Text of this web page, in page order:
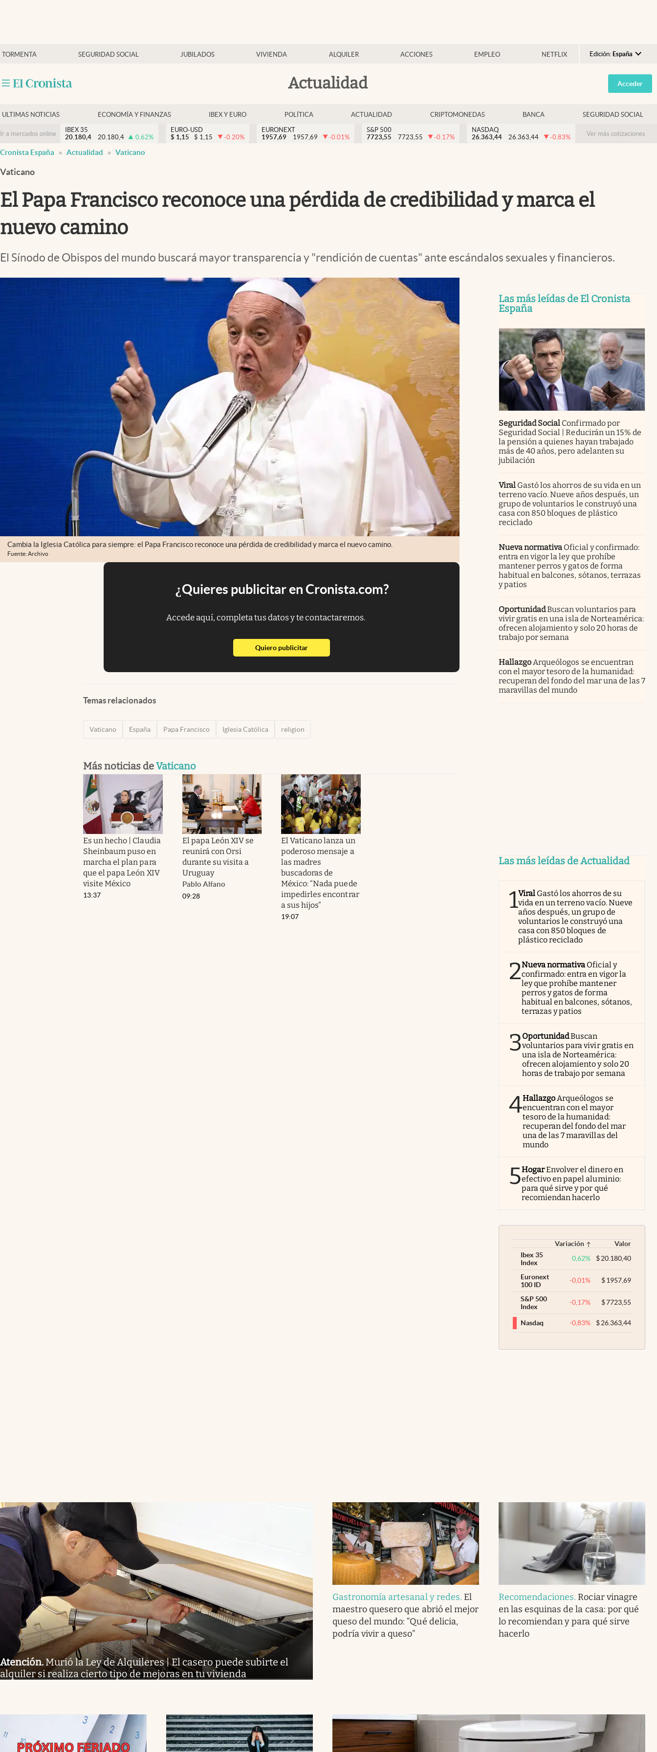
TORMENTA SEGURIDAD SOCIAL JUBILADOS VIVIENDA ALQUILER ACCIONES EMPLEO NETFLIX Edición: España
Argentina
España
USA
Colombia
Actualidad
Economía y finanzas
Criptomonedas
Acceder
ULTIMAS NOTICIAS ECONOMÍA Y FINANZAS IBEX Y EURO POLÍTICA ACTUALIDAD CRIPTOMONEDAS BANCA SEGURIDAD SOCIAL
Ir a mercados online
IBEX 35
20.180,4
20.180,4 0.62%
EURO-USD
$ 1,15 $ 1,15 -0.20%
EURONEXT
1957,69
1957,69 -0.01%
S&P 500
7723,55
7723,55 -0.17%
NASDAQ
26.363,44
26.363,44 -0.83% Ver más cotizaciones
Cronista España Actualidad Vaticano
Vaticano
El Papa Francisco reconoce una pérdida de credibilidad y marca el
nuevo camino
El Sínodo de Obispos del mundo buscará mayor transparencia y "rendición de cuentas" ante escándalos sexuales y financieros.
Cambia la Iglesia Católica para siempre: el Papa Francisco reconoce una pérdida de credibilidad y marca el nuevo camino.
Fuente: Archivo
¿Quieres publicitar en Cronista.com?
Accede aquí, completa tus datos y te contactaremos.
Quiero publicitarabre en nueva pestaña
Temas relacionados
Vaticano España Papa Francisco Iglesia Católica religion
Más noticias deVaticano
Es un hecho | Claudia
Sheinbaum puso en
marcha el plan para
que el papa León XIV
visite México
13:37
El papa León XIV se
reunirá con Orsi
durante su visita a
Uruguay
Pablo Alfano
09:28
El Vaticano lanza un
poderoso mensaje a
las madres
buscadoras de
México: “Nada puede
impedirles encontrar
a sus hijos”
19:07
Las más leídas de El Cronista
España
Seguridad Social Confirmado por
Seguridad Social | Reducirán un 15% de
la pensión a quienes hayan trabajado
más de 40 años, pero adelanten su
jubilación
Viral Gastó los ahorros de su vida en un
terreno vacío. Nueve años después, un
grupo de voluntarios le construyó una
casa con 850 bloques de plástico
reciclado
Nueva normativa Oficial y confirmado:
entra en vigor la ley que prohíbe
mantener perros y gatos de forma
habitual en balcones, sótanos, terrazas
y patios
OportunidadBuscan voluntarios para
vivir gratis en una isla de Norteamérica:
ofrecen alojamiento y solo 20 horas de
trabajo por semana
HallazgoArqueólogos se encuentran
con el mayor tesoro de la humanidad:
recuperan del fondo del mar una de las 7
maravillas del mundo
Las más leídas de Actualidad
1Viral Gastó los ahorros de su
vida en un terreno vacío. Nueve
años después, un grupo de
voluntarios le construyó una
casa con 850 bloques de
plástico reciclado
2Nueva normativa Oficial y
confirmado: entra en vigor la
ley que prohíbe mantener
perros y gatos de forma
habitual en balcones, sótanos,
terrazas y patios
3OportunidadBuscan
voluntarios para vivir gratis en
una isla de Norteamérica:
ofrecen alojamiento y solo 20
horas de trabajo por semana
4HallazgoArqueólogos se
encuentran con el mayor
tesoro de la humanidad:
recuperan del fondo del mar
una de las 7 maravillas del
mundo
5HogarEnvolver el dinero en
efectivo en papel aluminio:
para qué sirve y por qué
recomiendan hacerlo
Variación
Valor
Ibex 35
Index
0,62% $20.180,40
Euronext
100 ID
-0,01% $1957,69
S&P 500
Index
-0,17% $7723,55
Nasdaq -0,83% $26.363,44
Atención. Murió la Ley de Alquileres | El casero puede subirte el
alquiler si realiza cierto tipo de mejoras en tu vivienda
Gastronomía artesanal y redes. El
maestro quesero que abrió el mejor
queso del mundo: “Qué delicia,
podría vivir a queso”
Recomendaciones. Rociar vinagre
en las esquinas de la casa: por qué
lo recomiendan y para qué sirve
hacerlo